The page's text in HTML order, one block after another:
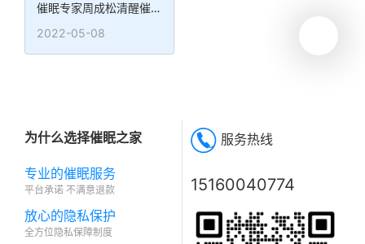
催眠专家周成松清醒催眠现场
2022-05-08
为什么选择催眠之家
专业的催眠服务
平台承诺 不满意退款
放心的隐私保护
全方位隐私保障制度
服务热线
15160040774